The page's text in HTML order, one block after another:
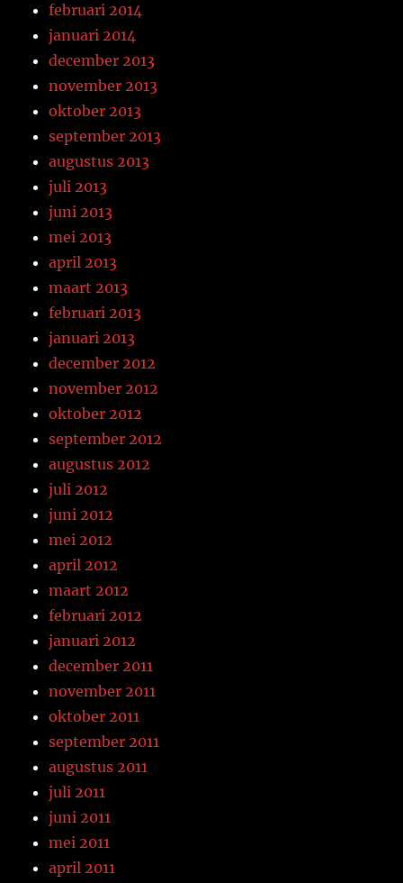
februari 2014
januari 2014
december 2013
november 2013
oktober 2013
september 2013
augustus 2013
juli 2013
juni 2013
mei 2013
april 2013
maart 2013
februari 2013
januari 2013
december 2012
november 2012
oktober 2012
september 2012
augustus 2012
juli 2012
juni 2012
mei 2012
april 2012
maart 2012
februari 2012
januari 2012
december 2011
november 2011
oktober 2011
september 2011
augustus 2011
juli 2011
juni 2011
mei 2011
april 2011